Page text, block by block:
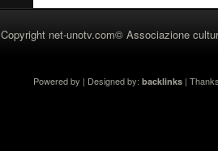
Copyright net-unotv.com© Associazione
Powered by | Designed by: backlinks |